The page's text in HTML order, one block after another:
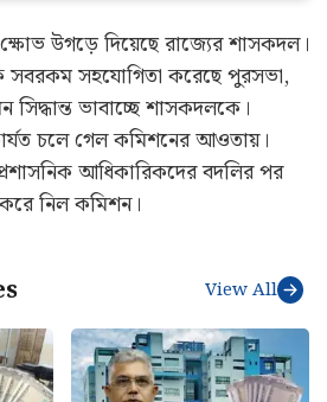
উগড়ে দিয়েছে রাজ্যের শাসকদল।
সহযোগিতা করেছে পুরসভা,
ভাবাচ্ছে শাসকদলকে।
চলে গেল কমিশনের আওতায়।
আধিকারিকদের বদলির পর
নিল কমিশন।
View All